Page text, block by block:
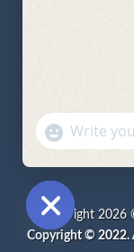
Copyright 2026
Copyright © 2022.
HIDE
WhatsApp